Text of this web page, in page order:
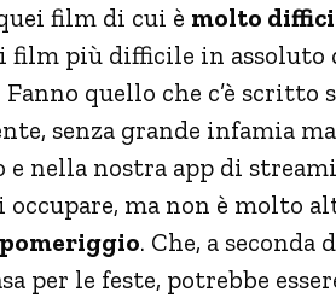
film di cui è molto
più difficile in assoluto
Fanno quello che c’è
senza grande infamia
e nella nostra app di
ma non è molto
. Che, a
per le feste, potrebbe